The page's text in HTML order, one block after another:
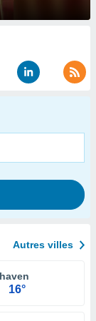
Autres villes
16°